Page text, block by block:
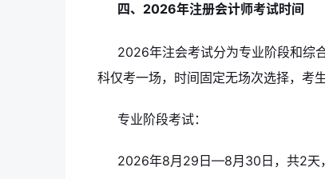
四、2026年注册会计师考试时间
2026年注会考试分为专业阶段和综
科仅考一场，时间固定无场次选择，考
专业阶段考试：
2026年8月29日—8月30日，共2天